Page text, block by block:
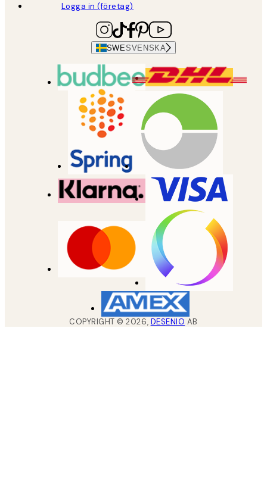
Logga in (företag)
SWESVENSKA
COPYRIGHT ©2026, DESENIO AB